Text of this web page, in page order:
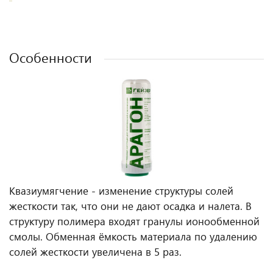
Особенности
Квазиумягчение - изменение структуры солей
жесткости так, что они не дают осадка и налета. В
структуру полимера входят гранулы ионообменной
смолы. Обменная ёмкость материала по удалению
солей жесткости увеличена в 5 раз.